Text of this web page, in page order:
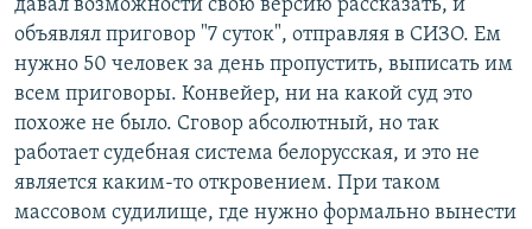
давал возможности свою версию рассказать, и
объявлял приговор "7 суток", отправляя в СИЗО. Ем
нужно 50 человек за день пропустить, выписать им
всем приговоры. Конвейер, ни на какой суд это
похоже не было. Сговор абсолютный, но так
работает судебная система белорусская, и это не
является каким-то откровением. При таком
массовом судилище, где нужно формально вынести